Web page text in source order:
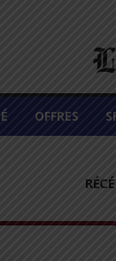
OFFRES